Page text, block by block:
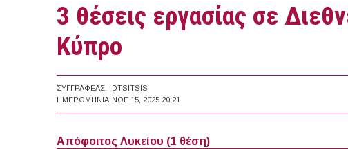
3 θέσεις εργασίας σε
Κύπρο
ΣΥΓΓΡΑΦΈΑΣ:
DTSITSIS
ΗΜΕΡΟΜΗΝΊΑ: ΝΟΕ 15, 2025 20:21
Απόφοιτος Λυκείου (1 θέση)